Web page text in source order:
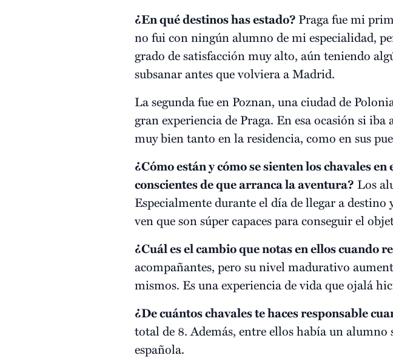
¿En qué destinos has estado?Praga fue mi
no fui con ningún alumno de mi especialidad,
grado de satisfacción muy alto, aún teniendo
subsanar antes que volviera a Madrid.
La segunda fue en Poznan, una ciudad de
gran experiencia de Praga. En esa ocasión si
muy bien tanto en la residencia, como en sus
¿Cómo están y cómo se sienten los chavales
conscientes de que arranca la aventura? Los
Especialmente durante el día de llegar a
ven que son súper capaces para conseguir el
¿Cuál es el cambio que notas en ellos cuando
acompañantes, pero su nivel madurativo
mismos. Es una experiencia de vida que ojalá
¿De cuántos chavales te haces responsable
total de 8. Además, entre ellos había un
española.